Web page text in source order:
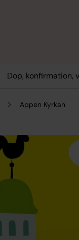
Dop, konfirmation,
Appen Kyrkan